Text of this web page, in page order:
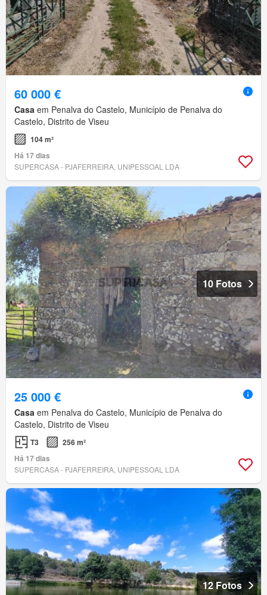
60 000 €
Casa em Penalva do Castelo, Município de Penalva do
Castelo, Distrito de Viseu
104 m²
Há 17 dias
SUPERCASA - PJAFERREIRA, UNIPESSOAL LDA
10 Fotos
25 000 €
Casa em Penalva do Castelo, Município de Penalva do
Castelo, Distrito de Viseu
T3
256 m²
Há 17 dias
SUPERCASA - PJAFERREIRA, UNIPESSOAL LDA
12 Fotos